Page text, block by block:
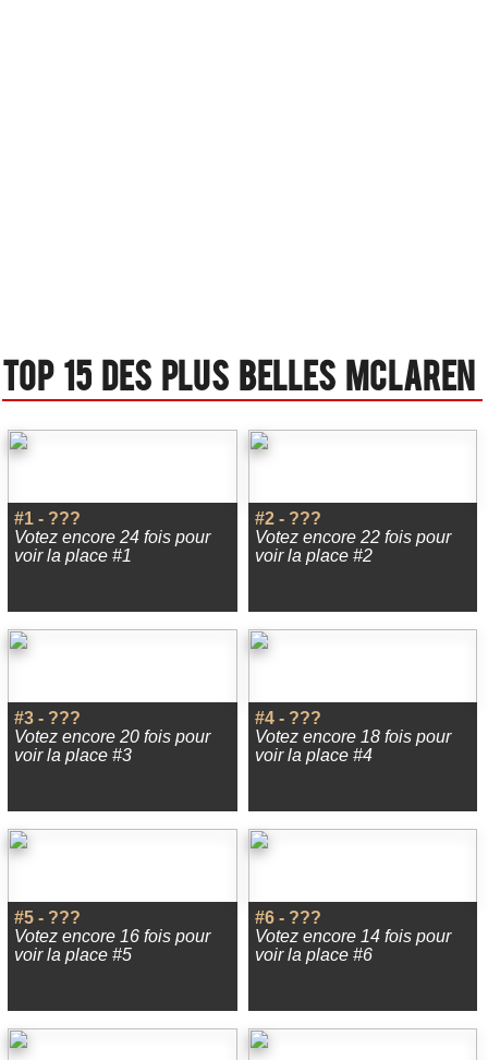
Top 15 des plus belles Mclaren
#1 - ???
Votez encore 24 fois pour
voir la place #1
#2 - ???
Votez encore 22 fois pour
voir la place #2
#3 - ???
Votez encore 20 fois pour
voir la place #3
#4 - ???
Votez encore 18 fois pour
voir la place #4
#5 - ???
Votez encore 16 fois pour
voir la place #5
#6 - ???
Votez encore 14 fois pour
voir la place #6